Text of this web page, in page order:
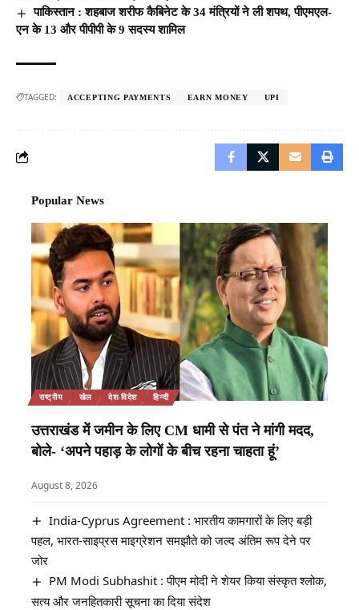
पाकिस्तान : शहबाज शरीफ कैबिनेट के 34 मंत्रियों ने ली शपथ, पीएमएल-
एन के 13 और पीपीपी के 9 सदस्य शामिल
TAGGED: ACCEPTING PAYMENTS EARN MONEY UPI
Popular News
राष्ट्रीय खेल देश-विदेश हिन्दी
उत्तराखंड में जमीन के लिए CM धामी से पंत ने मांगी मदद,
बोले- ‘अपने पहाड़ के लोगों के बीच रहना चाहता हूं’
August 8, 2026
India-Cyprus Agreement : भारतीय कामगारों के लिए बड़ी
पहल, भारत-साइप्रस माइग्रेशन समझौते को जल्द अंतिम रूप देने पर
जोर
PM Modi Subhashit : पीएम मोदी ने शेयर किया संस्कृत श्लोक,
सत्य और जनहितकारी सूचना का दिया संदेश